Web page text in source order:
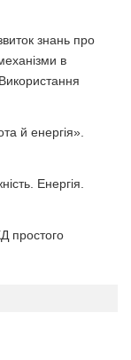
знань про
в
й енергія».
Енергія.
простого